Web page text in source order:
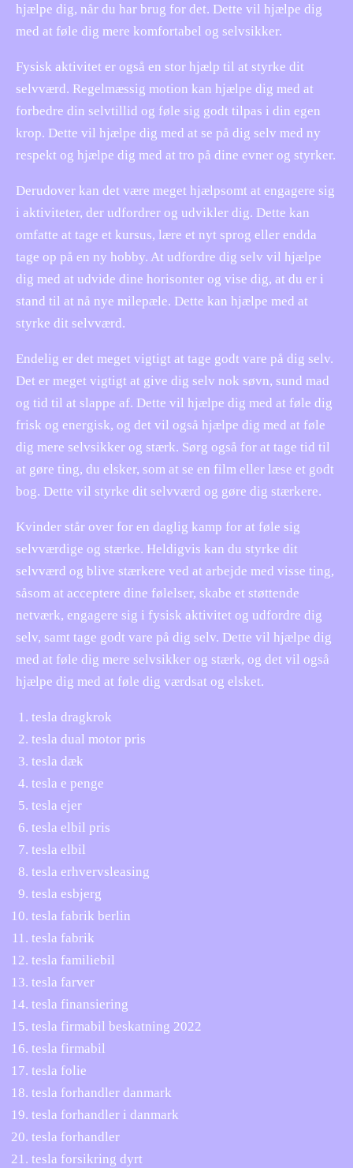
hjælpe dig, når du har brug for det. Dette vil hjælpe dig
med at føle dig mere komfortabel og selvsikker.
Fysisk aktivitet er også en stor hjælp til at styrke dit
selvværd. Regelmæssig motion kan hjælpe dig med at
forbedre din selvtillid og føle sig godt tilpas i din egen
krop. Dette vil hjælpe dig med at se på dig selv med ny
respekt og hjælpe dig med at tro på dine evner og styrker.
Derudover kan det være meget hjælpsomt at engagere sig
i aktiviteter, der udfordrer og udvikler dig. Dette kan
omfatte at tage et kursus, lære et nyt sprog eller endda
tage op på en ny hobby. At udfordre dig selv vil hjælpe
dig med at udvide dine horisonter og vise dig, at du er i
stand til at nå nye milepæle. Dette kan hjælpe med at
styrke dit selvværd.
Endelig er det meget vigtigt at tage godt vare på dig selv.
Det er meget vigtigt at give dig selv nok søvn, sund mad
og tid til at slappe af. Dette vil hjælpe dig med at føle dig
frisk og energisk, og det vil også hjælpe dig med at føle
dig mere selvsikker og stærk. Sørg også for at tage tid til
at gøre ting, du elsker, som at se en film eller læse et godt
bog. Dette vil styrke dit selvværd og gøre dig stærkere.
Kvinder står over for en daglig kamp for at føle sig
selvværdige og stærke. Heldigvis kan du styrke dit
selvværd og blive stærkere ved at arbejde med visse ting,
såsom at acceptere dine følelser, skabe et støttende
netværk, engagere sig i fysisk aktivitet og udfordre dig
selv, samt tage godt vare på dig selv. Dette vil hjælpe dig
med at føle dig mere selvsikker og stærk, og det vil også
hjælpe dig med at føle dig værdsat og elsket.
tesla dragkrok
tesla dual motor pris
tesla dæk
tesla e penge
tesla ejer
tesla elbil pris
tesla elbil
tesla erhvervsleasing
tesla esbjerg
tesla fabrik berlin
tesla fabrik
tesla familiebil
tesla farver
tesla finansiering
tesla firmabil beskatning 2022
tesla firmabil
tesla folie
tesla forhandler danmark
tesla forhandler i danmark
tesla forhandler
tesla forsikring dyrt